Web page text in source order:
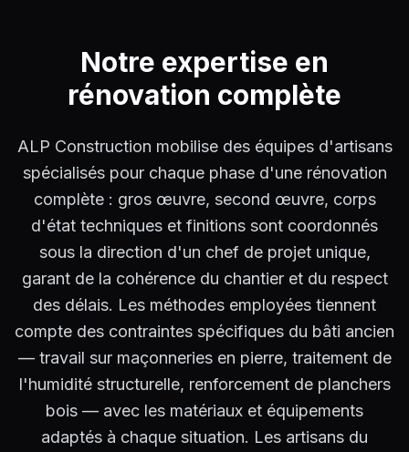
Notre expertise en
rénovation complète
ALP Construction mobilise des équipes d'artisans
spécialisés pour chaque phase d'une rénovation
complète : gros œuvre, second œuvre, corps
d'état techniques et finitions sont coordonnés
sous la direction d'un chef de projet unique,
garant de la cohérence du chantier et du respect
des délais. Les méthodes employées tiennent
compte des contraintes spécifiques du bâti ancien
— travail sur maçonneries en pierre, traitement de
l'humidité structurelle, renforcement de planchers
bois — avec les matériaux et équipements
adaptés à chaque situation. Les artisans du